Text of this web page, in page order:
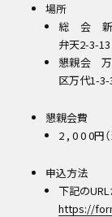
高校既卒者の方
保護者の方へ
学校教職員の
企業の方へ
卒業生の方へ
個人情報保護
教職員採用
自己点検・自己
カスタマーハ
場所
総 会 新
弁天2-3-13
懇親会 万
区万代1-3-
懇親会費
2 , 0 0 0円
申込方法
下記の
https://